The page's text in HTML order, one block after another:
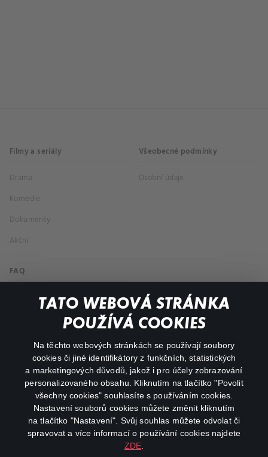
TATO WEBOVÁ STRÁNKA
POUŽÍVÁ COOKIES
Na těchto webových stránkách se používají soubory
cookies či jiné identifikátory z funkčních, statistických
a marketingových důvodů, jakož i pro účely zobrazování
personalizovaného obsahu. Kliknutím na tlačítko "Povolit
všechny cookies" souhlasíte s používáním cookies.
Nastavení souborů cookies můžete změnit kliknutím
na tlačítko "Nastavení". Svůj souhlas můžete odvolat či
spravovat a více informací o používání cookies najdete
ZDE
Filmy a seriály
Drama
Komedie
Dokumenty
Akční
Všeobecné podmínky
Osobní údaje
FAQ
Můj účet
Důležité odkazy
facebookinstagram
youtube